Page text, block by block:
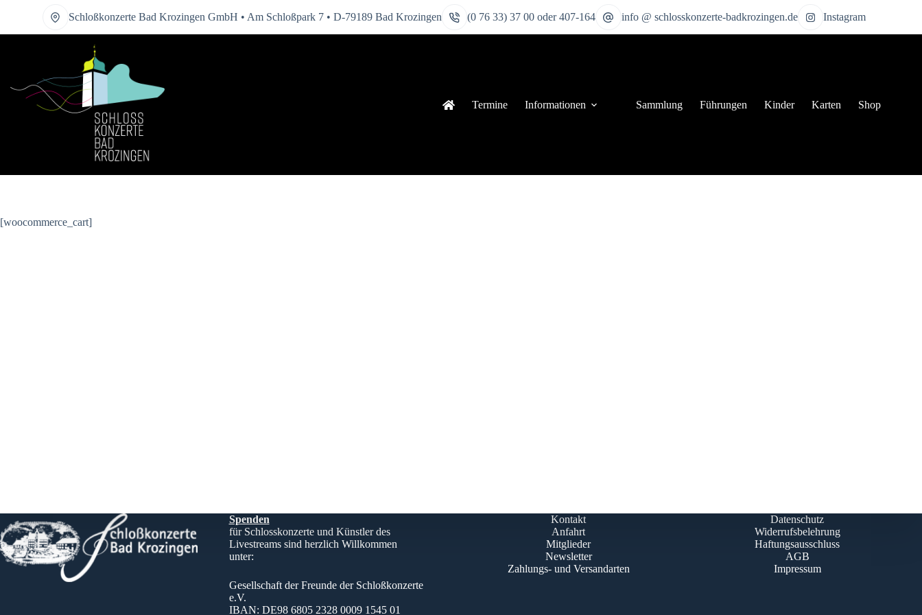
Schloßkonzerte Bad Krozingen GmbH • Am Schloßpark 7 • D-79189 Bad Krozingen (0 76 33) 37 00 oder 407-164 info @ schlosskonzerte-badkrozingen.de Instagram
Termine Informationen Sammlung Führungen Kinder Karten Shop
[woocommerce_cart]
Spenden
für Schlosskonzerte und Künstler des
Livestreams sind herzlich Willkommen
unter:
Gesellschaft der Freunde der Schloßkonzerte
e.V.
IBAN: DE98 6805 2328 0009 1545 01
Kontakt
Anfahrt
Mitglieder
Newsletter
Zahlungs- und Versandarten
Datenschutz
Widerrufsbelehrung
Haftungsausschluss
AGB
Impressum